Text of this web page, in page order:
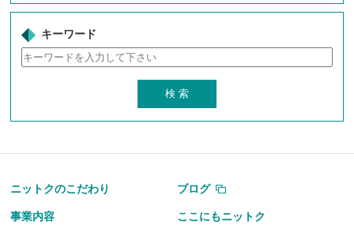
キーワード
ニットクのこだわり ブログ
事業内容 ここにもニットク